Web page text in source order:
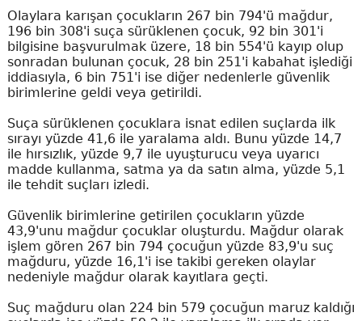
Olaylara karışan çocukların 267 bin 794'ü mağdur,
196 bin 308'i suça sürüklenen çocuk, 92 bin 301'i
bilgisine başvurulmak üzere, 18 bin 554'ü kayıp olup
sonradan bulunan çocuk, 28 bin 251'i kabahat işlediği
iddiasıyla, 6 bin 751'i ise diğer nedenlerle güvenlik
birimlerine geldi veya getirildi.
Suça sürüklenen çocuklara isnat edilen suçlarda ilk
sırayı yüzde 41,6 ile yaralama aldı. Bunu yüzde 14,7
ile hırsızlık, yüzde 9,7 ile uyuşturucu veya uyarıcı
madde kullanma, satma ya da satın alma, yüzde 5,1
ile tehdit suçları izledi.
Güvenlik birimlerine getirilen çocukların yüzde
43,9'unu mağdur çocuklar oluşturdu. Mağdur olarak
işlem gören 267 bin 794 çocuğun yüzde 83,9'u suç
mağduru, yüzde 16,1'i ise takibi gereken olaylar
nedeniyle mağdur olarak kayıtlara geçti.
Suç mağduru olan 224 bin 579 çocuğun maruz kaldığı